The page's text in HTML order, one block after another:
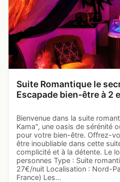
Suite Romantique le
Escapade bien-être à 2
Bienvenue dans la suite
Kama", une oasis de sérénité
pour votre bien-être. Offrez-
être inoubliable dans cette
complicité et à la détente. Le
personnes Type : Suite
27€/nuit Localisation : Nord-
France) Les…